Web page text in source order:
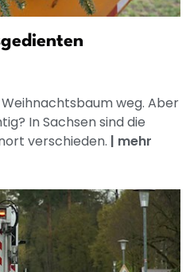
weg. Aber
In Sachsen sind die
verschieden. | mehr